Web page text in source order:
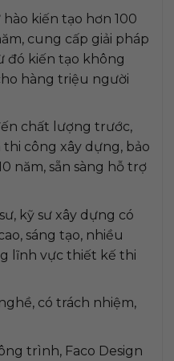
kiến tạo hơn 100
cung cấp giải pháp
đó kiến tạo không
hàng triệu người
chất lượng trước,
công xây dựng, bảo
năm, sẵn sàng hỗ trợ
kỹ sư xây dựng có
sáng tạo, nhiều
lĩnh vực thiết kế thi
có trách nhiệm,
trình, Faco Design